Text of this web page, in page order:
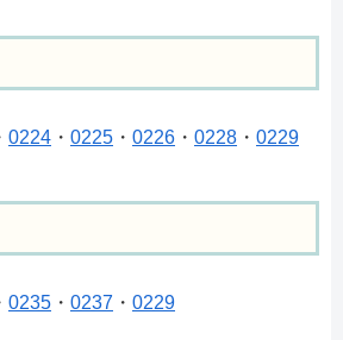
0224 ・ 0225 ・ 0226 ・ 0228 ・ 0229
0235 ・ 0237 ・ 0229